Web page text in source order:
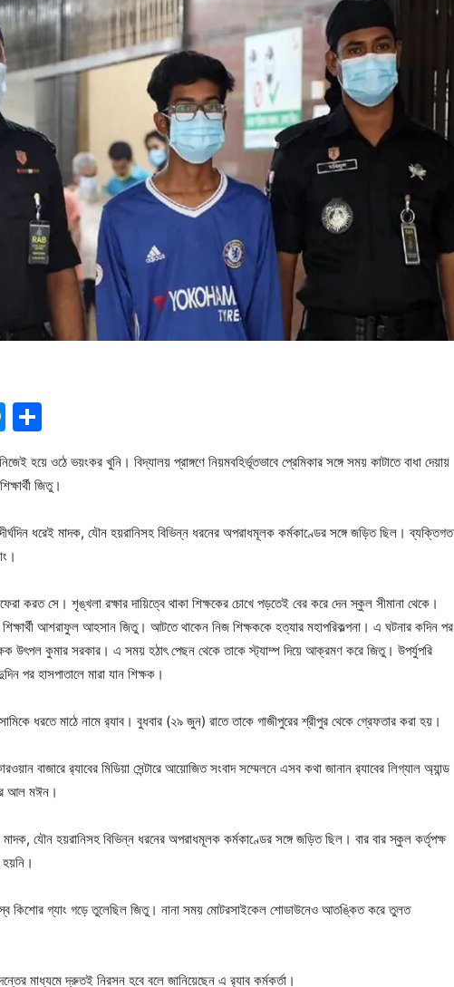
Messenger
হয়ে ওঠে ভয়ংকর খুনি। বিদ্যালয় প্রাঙ্গণে নিয়মবহির্ভূতভাবে প্রেমিকার সঙ্গে সময় কাটাতে বাধা দেয়ায়
জিতু।
ধরেই মাদক, যৌন হয়রানিসহ বিভিন্ন ধরনের অপরাধমূলক কর্মকাণ্ডের সঙ্গে জড়িত ছিল। ব্যক্তিগত
করত সে। শৃঙ্খলা রক্ষার দায়িত্বে থাকা শিক্ষকের চোখে পড়তেই বের করে দেন স্কুল সীমানা থেকে।
আশরাফুল আহসান জিতু। আটতে থাকেন নিজ শিক্ষককে হত্যার মহাপরিকল্পনা। এ ঘটনার কদিন পর
উৎপল কুমার সরকার। এ সময় হঠাৎ পেছন থেকে তাকে স্ট্যাম্প দিয়ে আক্রমণ করে জিতু। উপর্যুপরি
পর হাসপাতালে মারা যান শিক্ষক।
ধরতে মাঠে নামে র‌্যাব। বুধবার (২৯ জুন) রাতে তাকে গাজীপুরের শ্রীপুর থেকে গ্রেফতার করা হয়।
বাজারে র‍্যাবের মিডিয়া সেন্টারে আয়োজিত সংবাদ সম্মেলনে এসব কথা জানান র‍্যাবের লিগ্যাল অ্যান্ড
আল মঈন।
মাদক, যৌন হয়রানিসহ বিভিন্ন ধরনের অপরাধমূলক কর্মকাণ্ডের সঙ্গে জড়িত ছিল। বার বার স্কুল কর্তৃপক্ষ
কিশোর গ্যাং গড়ে তুলেছিল জিতু। নানা সময় মোটরসাইকেল শোডাউনেও আতঙ্কিত করে তুলত
মাধ্যমে দ্রুতই নিরসন হবে বলে জানিয়েছেন এ র‌্যাব কর্মকর্তা।